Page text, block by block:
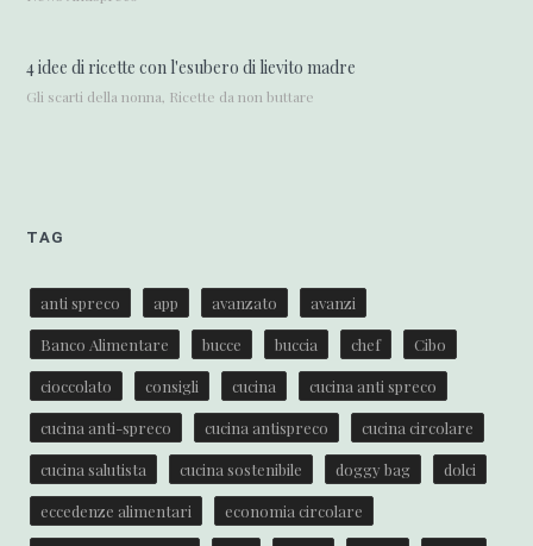
4 idee di ricette con l'esubero di lievito madre
Gli scarti della nonna, Ricette da non buttare
TAG
anti spreco app avanzato avanzi
Banco Alimentare bucce buccia chef Cibo
cioccolato consigli cucina cucina anti spreco
cucina anti-spreco cucina antispreco cucina circolare
cucina salutista cucina sostenibile doggy bag dolci
eccedenze alimentari economia circolare